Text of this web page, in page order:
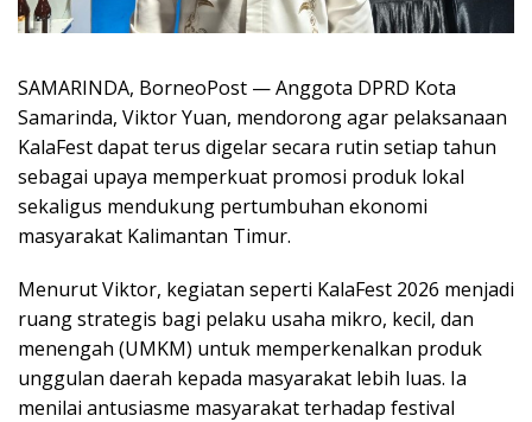
SAMARINDA, BorneoPost — Anggota DPRD Kota
Samarinda, Viktor Yuan, mendorong agar pelaksanaan
KalaFest dapat terus digelar secara rutin setiap tahun
sebagai upaya memperkuat promosi produk lokal
sekaligus mendukung pertumbuhan ekonomi
masyarakat Kalimantan Timur.
Menurut Viktor, kegiatan seperti KalaFest 2026 menjadi
ruang strategis bagi pelaku usaha mikro, kecil, dan
menengah (UMKM) untuk memperkenalkan produk
unggulan daerah kepada masyarakat lebih luas. Ia
menilai antusiasme masyarakat terhadap festival